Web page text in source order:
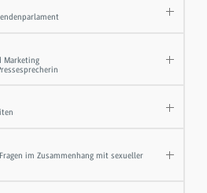
Marketing
im Zusammenhang mit sexueller